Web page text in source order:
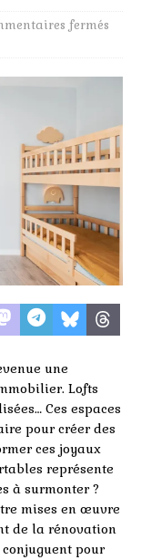
fermés
une
Lofts
Ces espaces
pour créer des
ces joyaux
représente
à surmonter ?
mises en œuvre
de la rénovation
pour